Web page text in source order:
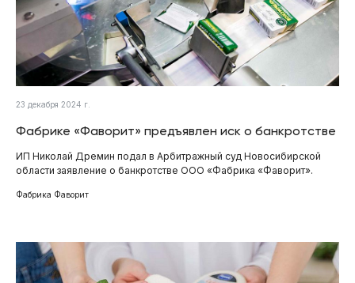
23 декабря 2024 г.
Фабрике «Фаворит» предъявлен иск о банкротстве
ИП Николай Дремин подал в Арбитражный суд Новосибирской
области заявление о банкротстве ООО «Фабрика «Фаворит» .
Фабрика Фаворит